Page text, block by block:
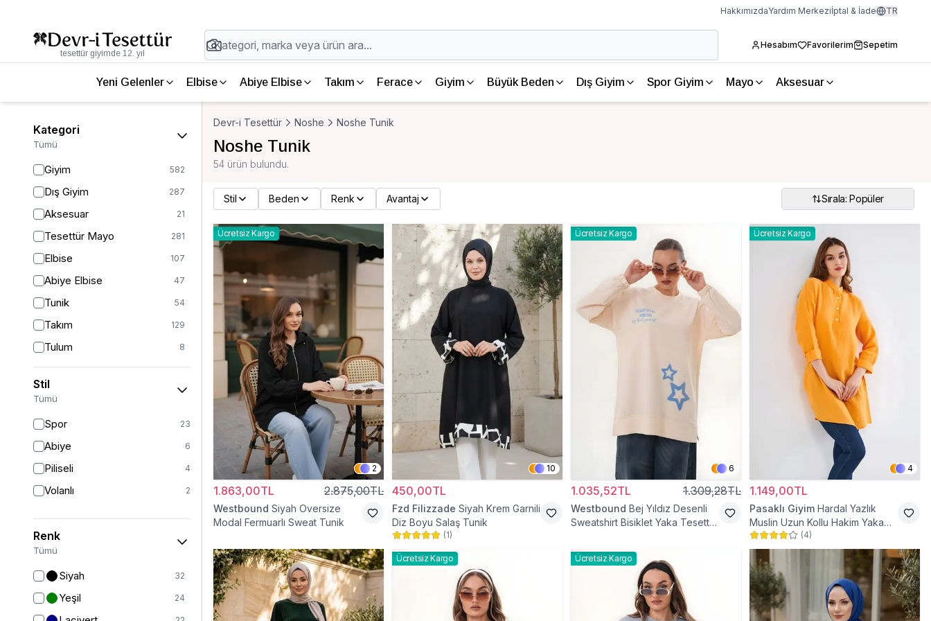
HakkımızdaYardım Merkeziİptal & İade TR
tesettür giyimde 12. yıl
Hesabım Favorilerim Sepetim
Yeni Gelenler Elbise Abiye Elbise Takım Ferace Giyim Büyük Beden Dış Giyim Spor Giyim Mayo Aksesuar
Kategori
Tümü
Giyim 582
Dış Giyim 287
Aksesuar 21
Tesettür Mayo 281
Elbise 107
Abiye Elbise 47
Tunik 54
Takım 129
Tulum 8
Pantolon 151
Etek 19
Ferace 126
Kap & Pardesü
Trençkot
Hırka
Stil
Tümü
Spor 23
Abiye 6
Piliseli 4
Volanlı 2
Renk
Tümü
Siyah 32
Yeşil 24
Devr-i Tesettür Noshe Noshe Tunik
Noshe Tunik
54 ürün bulundu.
Stil Beden Renk Avantaj Sırala: Popüler
Ücretsiz Kargo
2
1.863,00TL 2.875,00TL
Westbound Siyah Oversize
Modal Fermuarlı Sweat Tunik
10
450,00TL
Fzd Filizzade Siyah Krem Garnili
Diz Boyu Salaş Tunik
(1)
Ücretsiz Kargo
6
1.035,52TL 1.309,28TL
Westbound Bej Yıldız Desenli
Sweatshirt Bisiklet Yaka Tesettür
Ücretsiz Kargo
4
1.149,00TL
Pasaklı Giyim Hardal Yazlık
Muslin Uzun Kollu Hakim Yaka
Cepli Tesettür Tunik
(4)
Ücretsiz Kargo Ücretsiz Kargo